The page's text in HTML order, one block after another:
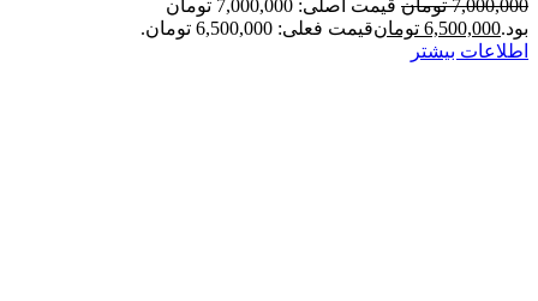
7,000,000 تومان
قیمت اصلی: 7,000,000 تومان
بود.6,500,000 تومانقیمت فعلی: 6,500,000 تومان.
اطلاعات بیشتر